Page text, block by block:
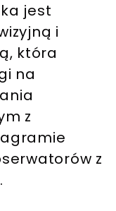
jest
i
która
na
z
z